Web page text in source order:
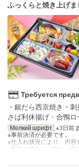
ふっくらと焼き上げま
Требуется
・銀だら西京焼き・
さば利休揚げ・合鴨
Мелкий шрифт ※3日前
※事前決済が必要です。
※仕入れ状況により、内容
※配送の場合には別に『